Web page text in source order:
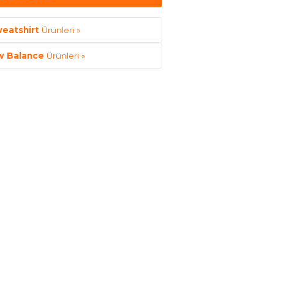
Ürünleri »
Balance Ürünleri »